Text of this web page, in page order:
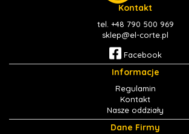
Kontakt
tel. +48 790 500 969
sklep@el-corte.pl
Facebook
Informacje
Regulamin
Kontakt
Nasze oddziały
Dane Firmy